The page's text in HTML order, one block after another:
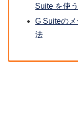
Suite を使
G Suiteの
法